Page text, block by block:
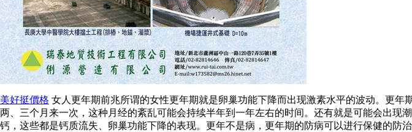
美好挺價格 女人更年期前兆所谓的女性更年期就是卵巢功能下降而出现激素水平的波动。更
两、三个月来一次，这种月经的紊乱可能会持续半年到一年左右的时间。还有就是可能会出
钙，这些都是钙质流失、卵巢功能下降的表现。更年不是病，更年期的防病可以进行保健的